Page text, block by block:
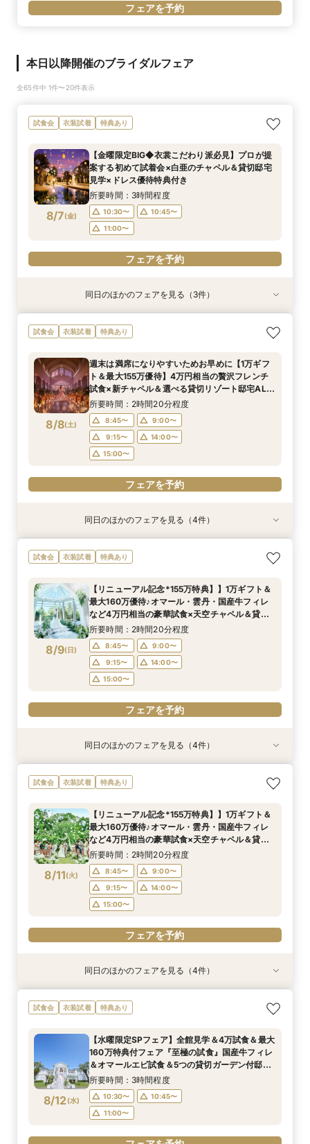
フェアを予約
本日以降開催のブライダルフェア
全65件中 1件〜20件表示
試食会 衣装試着 特典あり
8/7(金)
【金曜限定BIG◆衣裳こだわり派必見】プロが提
案する初めて試着会×白亜のチャペル＆貸切邸宅
見学×ドレス優待特典付き
所要時間：3時間程度
10:30〜
10:45〜
11:00〜
フェアを予約
衣装試着 特典あり
8/7(金)
【水曜限定SPフェア】全館見学＆4万試食＆最大
160万特典付フェア『至極の試食』国産牛フィレ
をゆったり見学できて安心♪
所要時間：3時間程度
10:30〜
10:45〜
11:00〜
フェアを予約
衣装試着 特典あり
8/7(金)
【緑に囲まれたガーデン挙式希望のお二人へ】2
名～80名までOK
10:30〜
10:40〜
11:00〜
フェアを予約
衣装試着
8/7(金)
【初めての見学もオススメ】全館見学＆見積もり
相談＆絶品試食付
10:30〜
10:45〜
11:00〜
11:15〜
フェアを予約
同日のほかのフェアを見る（3件）
試食会 衣装試着 特典あり
8/8(土)
週末は満席になりやすいためお早めに【1万ギフ
ト＆最大155万優待】4万円相当の贅沢フレンチ
試食×新チャペル＆選べる貸切リゾート邸宅ALL
体験BIGフェア
所要時間：2時間20分程度
8:45〜
9:00〜
9:15〜
14:00〜
15:00〜
フェアを予約
衣装試着 特典あり
8/8(土 )
【パパママも安心♪】キッズ婚紹介フェア★キッ
ズスペース付
9:00〜
13:30〜
15:00〜
フェアを予約
衣装試着 特典あり
8/8(土 )
【初めての見学におすすめ◎】1万ギフト付き◆
白亜のチャペルなど全館見学×4万円相当の絶品
フェア
所要時間：2時間20分程度
8:45〜
9:00〜
9:15〜
14:00〜
15:00〜
フェアを予約
衣装試着 特典あり
8/8(土 )
【料理やおもてなしを重視したい方へ】美食でお
もてなし！豪華国産牛試食×貸切邸宅での演出体
所要時間：2時間20分程度
9:00〜
9:15〜
14:00〜
15:00〜
フェアを予約
衣装試着 特典あり
8/8(土 )
【憧れのドレス姿も】SNSで話題の水上大聖堂体
験＆4万相当の試食+最大155万円の豪華特典付
8:45〜
9:00〜
9:15〜
14:00〜
15:00〜
フェアを予約
同日のほかのフェアを見る（4件）
試食会 衣装試着 特典あり
8/9(日)
【リニューアル記念*155万特典】】1万ギフト＆
最大160万優待♪オマール・雲丹・国産牛フィレ
など4万円相当の豪華試食×天空チャペル＆貸切
邸宅を体験＊マイナビ限定BIGフェア
所要時間：2時間20分程度
8:45〜
9:00〜
9:15〜
14:00〜
15:00〜
フェアを予約
衣装試着 特典あり
8/9(日)
週末は満席になりやすいためお早めに【1万ギフ
ト＆最大155万優待】4万円相当の贅沢フレンチ
体験BIGフェア
所要時間：2時間20分程度
8:45〜
9:00〜
9:15〜
14:00〜
15:00〜
フェアを予約
衣装試着 特典あり
8/9(日)
【初めての見学におすすめ◎】1万ギフト付き◆
白亜のチャペルなど全館見学×4万円相当の絶品
フェア
所要時間：2時間20分程度
8:45〜
9:00〜
9:15〜
14:00〜
15:00〜
フェアを予約
衣装試着 特典あり
8/9(日)
【料理やおもてなしを重視したい方へ】美食でお
もてなし！豪華国産牛試食×貸切邸宅での演出体
所要時間：2時間20分程度
9:00〜
9:15〜
14:00〜
15:00〜
フェアを予約
衣装試着 特典あり
8/9(日)
【憧れのドレス姿も】SNSで話題の水上大聖堂体
験＆4万相当の試食+最大155万円の豪華特典付
8:45〜
9:00〜
9:15〜
14:00〜
15:00〜
フェアを予約
同日のほかのフェアを見る（4件）
試食会 衣装試着 特典あり
8/11(火)
【リニューアル記念*155万特典】】1万ギフト＆
最大160万優待♪オマール・雲丹・国産牛フィレ
など4万円相当の豪華試食×天空チャペル＆貸切
邸宅を体験＊マイナビ限定BIGフェア
所要時間：2時間20分程度
8:45〜
9:00〜
9:15〜
14:00〜
15:00〜
フェアを予約
衣装試着 特典あり 動画あり
8/11( )
週末は満席になりやすいためお早めに【1万ギフ
ト＆最大155万優待】4万円相当の贅沢フレンチ
体験BIGフェア
所要時間：2時間20分程度
8:45〜
9:00〜
9:15〜
14:00〜
15:00〜
衣装試着 特典あり
8/11( )
【初めての見学におすすめ◎】1万ギフト付き◆
白亜のチャペルなど全館見学×4万円相当の絶品
フェア
所要時間：2時間20分程度
8:45〜
9:00〜
9:15〜
14:00〜
15:00〜
衣装試着 特典あり
8/11( )
【料理やおもてなしを重視したい方へ】美食でお
もてなし！豪華国産牛試食×貸切邸宅での演出体
所要時間：2時間20分程度
9:00〜
9:15〜
14:00〜
15:00〜
フェアを予約
衣装試着 特典あり
8/11( )
【憧れのドレス姿も】SNSで話題の水上大聖堂体
験＆4万相当の試食+最大155万円の豪華特典付
8:45〜
9:00〜
9:15〜
14:00〜
15:00〜
フェアを予約
同日のほかのフェアを見る（4件）
試食会 衣装試着 特典あり
8/12(水)
【水曜限定SPフェア】全館見学＆4万試食＆最大
160万特典付フェア『至極の試食』国産牛フィレ
＆オマールエビ試食＆5つの貸切ガーデン付邸宅
をゆったり見学できて安心♪
所要時間：3時間程度
10:30〜
10:45〜
11:00〜